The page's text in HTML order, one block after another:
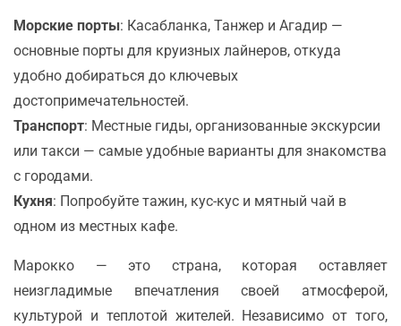
Морские порты: Касабланка, Танжер и Агадир —
основные порты для круизных лайнеров, откуда
удобно добираться до ключевых
достопримечательностей.
Транспорт: Местные гиды, организованные экскурсии
или такси — самые удобные варианты для знакомства
с городами.
Кухня: Попробуйте тажин, кус-кус и мятный чай в
одном из местных кафе.
Марокко — это страна, которая оставляет
неизгладимые впечатления своей атмосферой,
культурой и теплотой жителей. Независимо от того,